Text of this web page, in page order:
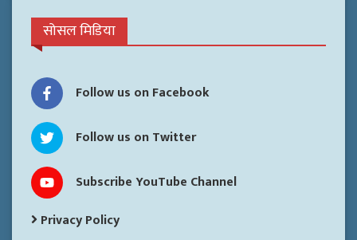
सोसल मिडिया
Follow us on Facebook
Follow us on Twitter
Subscribe YouTube Channel
Privacy Policy